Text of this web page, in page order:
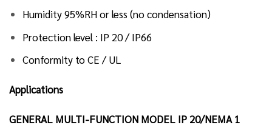
Humidity 95%RH or less (no condensation)
Protection level : IP 20 / IP66
Conformity to CE / UL
Applications
GENERAL MULTI-FUNCTION MODEL IP 20/NEMA 1